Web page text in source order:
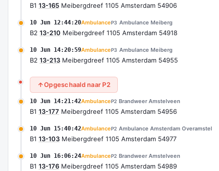
B1 13-165 Meibergdreef 1105 Amsterdam 54906
10 Jun 12:44:20AmbulanceP3 Ambulance Meiberg
B2 13-210 Meibergdreef 1105 Amsterdam 54918
10 Jun 14:20:59AmbulanceP3 Ambulance Meiberg
B2 13-213 Meibergdreef 1105 Amsterdam 54955
Opgeschaald naar P2
10 Jun 14:21:42AmbulanceP2 Brandweer Amstelveen
B1 13-177 Meibergdreef 1105 Amsterdam 54956
10 Jun 15:40:42AmbulanceP2 Ambulance Amsterdam Overamstel
B1 13-103 Meibergdreef 1105 Amsterdam 54977
10 Jun 16:06:24AmbulanceP2 Brandweer Amstelveen
B1 13-176 Meibergdreef 1105 Amsterdam 54989